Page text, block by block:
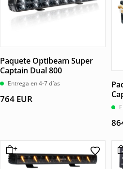
Paquete Optibeam Super
Captain Dual 800
Entrega en 4-7 días
764 EUR